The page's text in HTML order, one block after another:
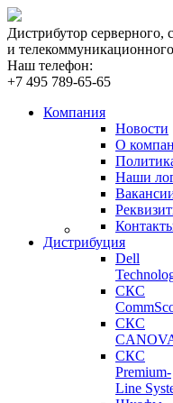
Дистрибутор серверного,
и
Наш телефон:
+7 495 789-65-65
Компания
Новости
О
Наши
Дистрибуция
Dell
СКС
СКС
СКС
Premium-
Line